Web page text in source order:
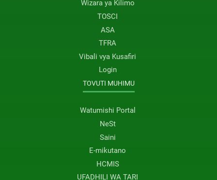
Wizara ya Kilimo
TOSCI
ASA
TFRA
Vibali vya Kusafiri
Login
TOVUTI MUHIMU
Watumishi Portal
NeSt
Saini
E-mikutano
HCMIS
UFADHILI WA TARI